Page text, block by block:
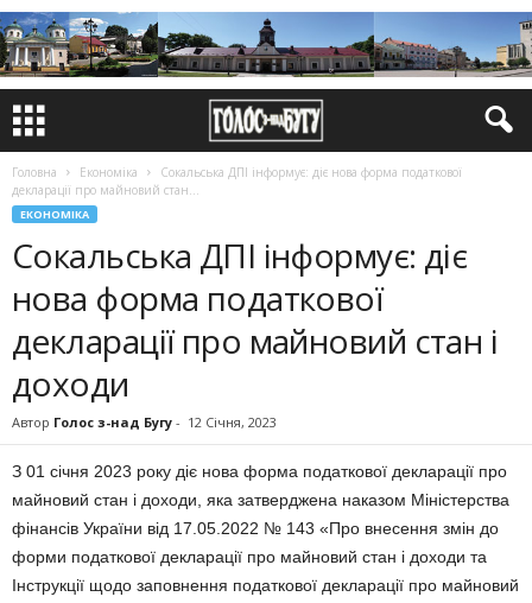
Головна Економіка
Сокальська ДПІ інформує: діє нова форма податкової
декларації про майновий стан...
ЕКОНОМІКА
Сокальська ДПІ інформує: діє
нова форма податкової
декларації про майновий стан і
доходи
Автор Голос з-над Бугу - 12 Січня, 2023
З 01 січня 2023 року діє нова форма податкової декларації про
майновий стан і доходи, яка затверджена наказом Міністерства
фінансів України від 17.05.2022 № 143 «Про внесення змін до
форми податкової декларації про майновий стан і доходи та
Інструкції щодо заповнення податкової декларації про майновий